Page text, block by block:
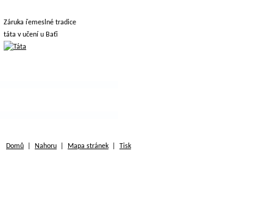
Záruka řemeslné tradice
táta v učení u Baťi
Domů Nahoru Mapa stránek Tisk